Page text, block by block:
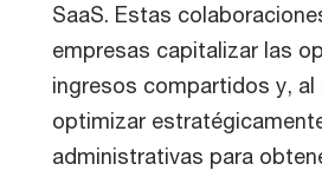
SaaS. Estas
empresas capitalizar las
ingresos compartidos y,
optimizar
administrativas para